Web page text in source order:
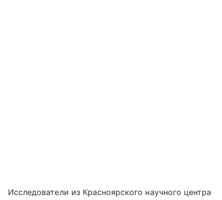
Исследователи из Красноярского научного центра